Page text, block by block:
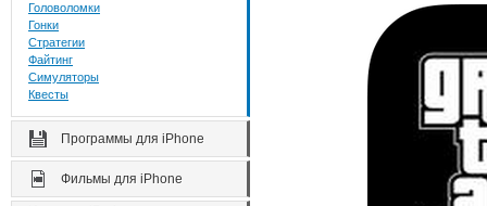
Головоломки
Гонки
Стратегии
Файтинг
Симуляторы
Квесты
Программы для iPhone
Фильмы для iPhone